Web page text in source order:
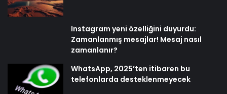
Instagram yeni özelliğini duyurdu:
Zamanlanmış mesajlar! Mesaj nasıl
zamanlanır?
WhatsApp, 2025’ten itibaren bu
telefonlarda desteklenmeyecek